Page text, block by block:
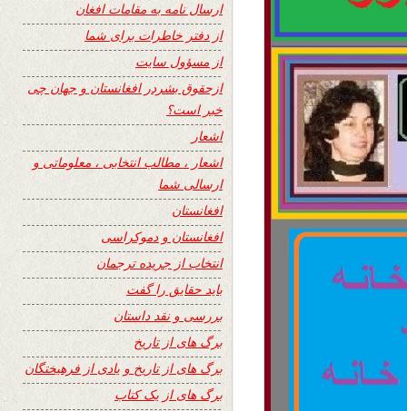
ارسال نامه به مقامات افغان
از دفتر خاطرات برای شما
از مسؤول سایت
ازحقوق بشردر افغانستان و جهان چی
خبر است؟
اشعار
اشعار ، مطالب انتخابی ، معلوماتی و
ارسالی شما
افغانستان
افغانستان و دموکراسی
انتخاب از جریده ترجمان
باید حقایق را گفت
بررسی و نقد داستان
برگ های از تاریخ
برگ های از تاریخ و یادی از فرهیختگان
برگ های از یک کتاب